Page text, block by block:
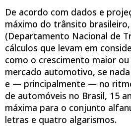
De acordo com dados e
máximo do trânsito
(Departamento Nacional de
cálculos que levam em
como o crescimento maior
mercado automotivo, se
e — principalmente — no
de automóveis no Brasil, 15
máxima para o conjunto
letras e quatro algarismos.